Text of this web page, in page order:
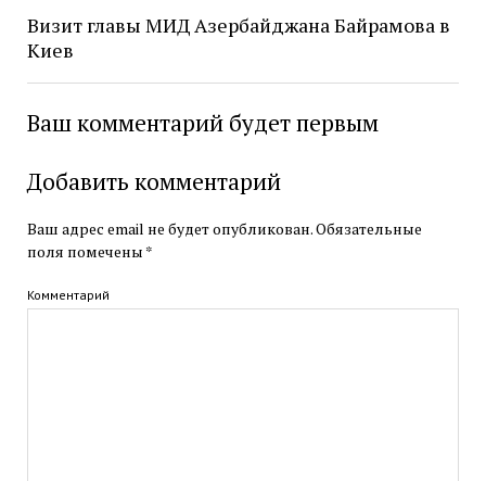
Визит главы МИД Азербайджана Байрамова в
Киев
Ваш комментарий будет первым
Добавить комментарий
Ваш адрес email не будет опубликован.Обязательные
поля помечены *
Комментарий